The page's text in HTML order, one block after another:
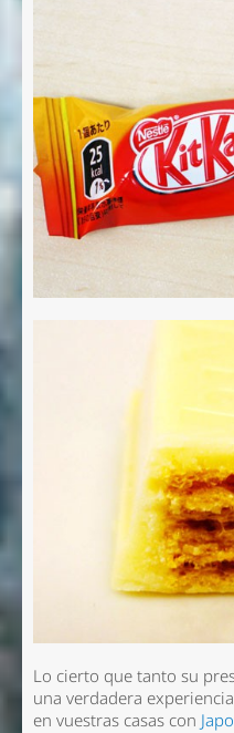
Lo cierto que tanto su
una verdadera
en vuestras casas con